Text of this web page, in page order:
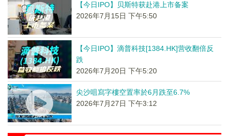
【今日IPO】贝斯特获赴港上市备案
2026年7月15日 下午5:50
【今日IPO】滴普科技[1384.HK]营收翻倍反
跌
2026年7月20日 下午5:20
尖沙咀寫字樓空置率於6月跌至6.7%
2026年7月27日 下午3:12